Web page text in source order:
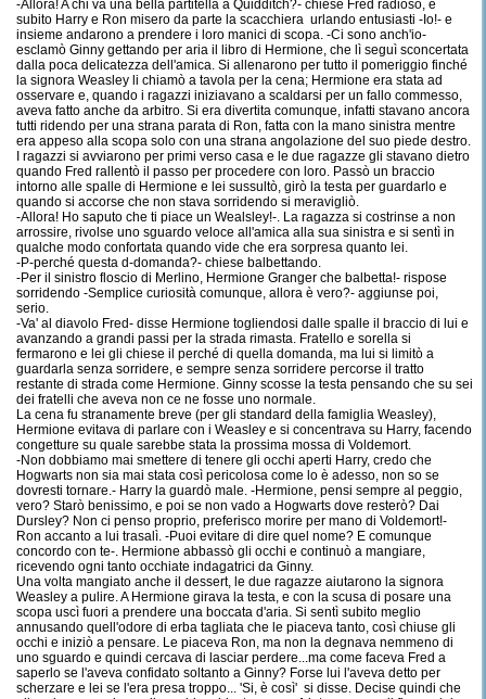
-Allora! A chi va una bella partitella a Quidditch?- chiese Fred radioso, e
subito Harry e Ron misero da parte la scacchiera urlando entusiasti -Io!- e
insieme andarono a prendere i loro manici di scopa. -Ci sono anch'io-
esclamò Ginny gettando per aria il libro di Hermione, che lì seguì sconcertata
dalla poca delicatezza dell'amica. Si allenarono per tutto il pomeriggio finché
la signora Weasley li chiamò a tavola per la cena; Hermione era stata ad
osservare e, quando i ragazzi iniziavano a scaldarsi per un fallo commesso,
aveva fatto anche da arbitro. Si era divertita comunque, infatti stavano ancora
tutti ridendo per una strana parata di Ron, fatta con la mano sinistra mentre
era appeso alla scopa solo con una strana angolazione del suo piede destro.
I ragazzi si avviarono per primi verso casa e le due ragazze gli stavano dietro
quando Fred rallentò il passo per procedere con loro. Passò un braccio
intorno alle spalle di Hermione e lei sussultò, girò la testa per guardarlo e
quando si accorse che non stava sorridendo si meravigliò.
-Allora! Ho saputo che ti piace un Wealsley!-. La ragazza si costrinse a non
arrossire, rivolse uno sguardo veloce all'amica alla sua sinistra e si sentì in
qualche modo confortata quando vide che era sorpresa quanto lei.
-P-perché questa d-domanda?- chiese balbettando.
-Per il sinistro floscio di Merlino, Hermione Granger che balbetta!- rispose
sorridendo -Semplice curiosità comunque, allora è vero?- aggiunse poi,
serio.
-Va' al diavolo Fred- disse Hermione togliendosi dalle spalle il braccio di lui e
avanzando a grandi passi per la strada rimasta. Fratello e sorella si
fermarono e lei gli chiese il perché di quella domanda, ma lui si limitò a
guardarla senza sorridere, e sempre senza sorridere percorse il tratto
restante di strada come Hermione. Ginny scosse la testa pensando che su sei
dei fratelli che aveva non ce ne fosse uno normale.
La cena fu stranamente breve (per gli standard della famiglia Weasley),
Hermione evitava di parlare con i Weasley e si concentrava su Harry, facendo
congetture su quale sarebbe stata la prossima mossa di Voldemort.
-Non dobbiamo mai smettere di tenere gli occhi aperti Harry, credo che
Hogwarts non sia mai stata così pericolosa come lo è adesso, non so se
dovresti tornare.- Harry la guardò male. -Hermione, pensi sempre al peggio,
vero? Starò benissimo, e poi se non vado a Hogwarts dove resterò? Dai
Dursley? Non ci penso proprio, preferisco morire per mano di Voldemort!-
Ron accanto a lui trasalì. -Puoi evitare di dire quel nome? E comunque
concordo con te-. Hermione abbassò gli occhi e continuò a mangiare,
ricevendo ogni tanto occhiate indagatrici da Ginny.
Una volta mangiato anche il dessert, le due ragazze aiutarono la signora
Weasley a pulire. A Hermione girava la testa, e con la scusa di posare una
scopa uscì fuori a prendere una boccata d'aria. Si sentì subito meglio
annusando quell'odore di erba tagliata che le piaceva tanto, così chiuse gli
occhi e iniziò a pensare. Le piaceva Ron, ma non la degnava nemmeno di
uno sguardo e quindi cercava di lasciar perdere...ma come faceva Fred a
saperlo se l'aveva confidato soltanto a Ginny? Forse lui l'aveva detto per
scherzare e lei se l'era presa troppo... 'Si, è così' si disse. Decise quindi che